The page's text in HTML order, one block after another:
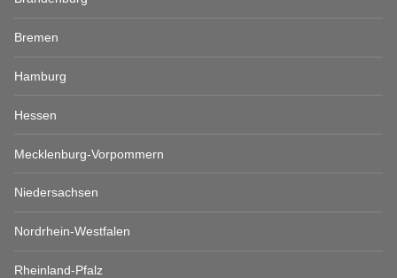
Bremen
Hamburg
Hessen
Mecklenburg-Vorpommern
Niedersachsen
Nordrhein-Westfalen
Rheinland-Pfalz